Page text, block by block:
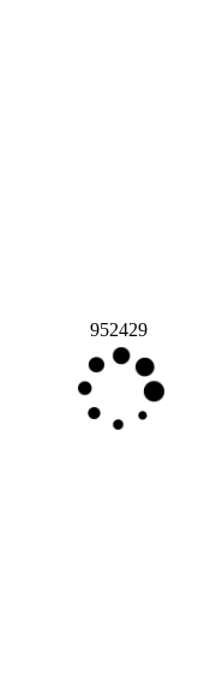
952429